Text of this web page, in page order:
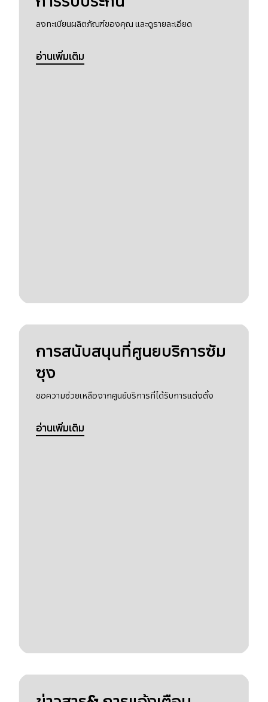
ลงทะเบียนผลิตภัณฑ์ของคุณ และดูรายละเอียด
อ่านเพิ่มเติม
การสนับสนุนที่ศูนยบริการซัม
ซุง
ขอความช่วยเหลือจากศูนย์บริการที่ได้รับการแต่งตั้ง
อ่านเพิ่มเติม